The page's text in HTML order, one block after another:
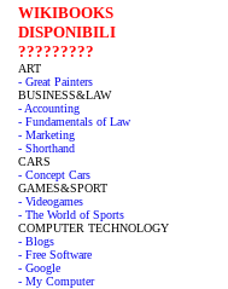
WIKIBOOKS
DISPONIBILI
?????????
ART
- Great Painters
BUSINESS&LAW
- Accounting
- Fundamentals of Law
- Marketing
- Shorthand
CARS
- Concept Cars
GAMES&SPORT
- Videogames
- The World of Sports
COMPUTER TECHNOLOGY
- Blogs
- Free Software
- Google
- My Computer